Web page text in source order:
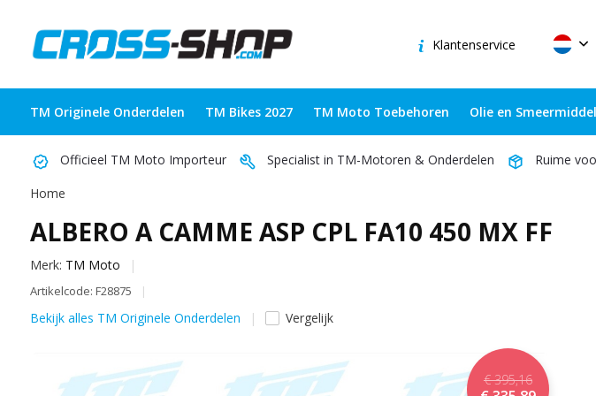
Klantenservice
TM Originele Onderdelen TM Bikes 2027 TM Moto Toebehoren Olie en
Officieel TM Moto Importeur Specialist in TM-Motoren & Onderdelen Ruime
Home
ALBERO A CAMME ASP CPL FA10 450 MX FF
Merk: TM Moto
Artikelcode: F28875
Bekijk alles TM Originele Onderdelen Vergelijk
€ 395,16